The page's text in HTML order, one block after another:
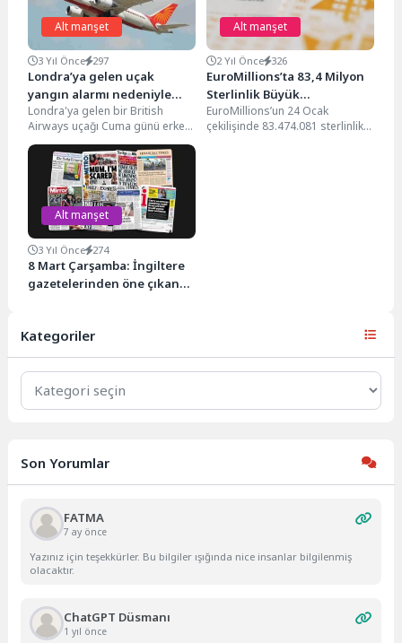
Alt manşet
3 Yıl Önce 297
Londra’ya gelen uçak
yangın alarmı nedeniyle
geri döndü
Londra'ya gelen bir British
Airways uçağı Cuma günü erken
saatlerde yangın alarmı
vermesinin ardından Delhi'ye...
Alt manşet
2 Yıl Önce 326
EuroMillions’ta 83,4 Milyon
Sterlinlik Büyük
İkramiyenin Talihlisi
Ödülünü Hâlâ Almadı
EuroMillions’un 24 Ocak
çekilişinde 83.474.081 sterlinlik
Alt manşet
3 Yıl Önce 274
8 Mart Çarşamba: İngiltere
gazetelerinden öne çıkan
Kategoriler
Kategoriler
Son Yorumlar
FATMA
7 ay önce
Yazınız için teşekkürler. Bu bilgiler ışığında nice insanlar bilgilenmiş
olacaktır.
ChatGPT Düsmanı
1 yıl önce